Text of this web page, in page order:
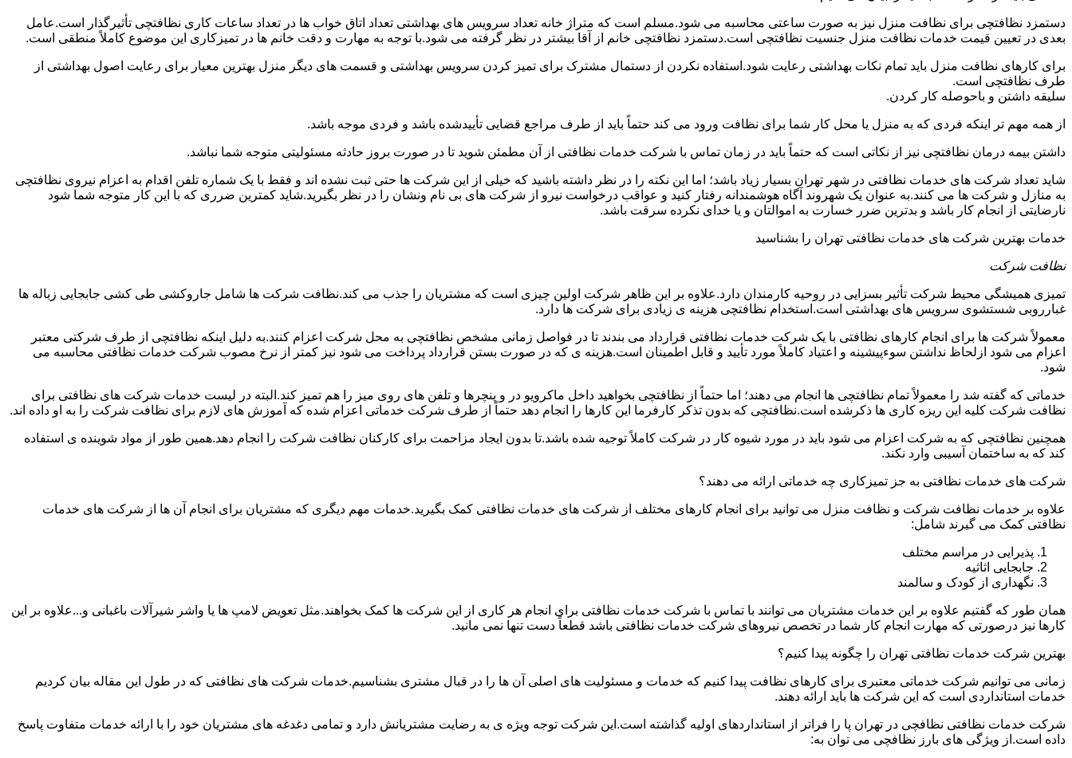
دستمزد نظافتچی برای نظافت منزل نیز به صورت ساعتی محاسبه می شود.مسلم است که متراژ خانه تعداد سرویس های بهداشتی تعداد اتاق خواب ها در تعداد ساعات کاری نظافتچی تأثیرگذار است.عامل
بعدی در تعیین قیمت خدمات نظافت منزل جنسیت نظافتچی است.دستمزد نظافتچی خانم از آقا بیشتر در نظر گرفته می شود.با توجه به مهارت و دقت خانم ها در تمیزکاری این موضوع کاملاً منطقی است.
برای کارهای نظافت منزل باید تمام نکات بهداشتی رعایت شود.استفاده نکردن از دستمال مشترک برای تمیز کردن سرویس بهداشتی و قسمت های دیگر منزل بهترین معیار برای رعایت اصول بهداشتی از
طرف نظافتچی است.
سلیقه داشتن و باحوصله کار کردن.
از همه مهم تر اینکه فردی که به منزل یا محل کار شما برای نظافت ورود می کند حتماً باید از طرف مراجع قضایی تأییدشده باشد و فردی موجه باشد.
داشتن بیمه درمان نظافتچی نیز از نکاتی است که حتماً باید در زمان تماس با شرکت خدمات نظافتی از آن مطمئن شوید تا در صورت بروز حادثه مسئولیتی متوجه شما نباشد.
شاید تعداد شرکت های خدمات نظافتی در شهر تهران بسیار زیاد باشد؛ اما این نکته را در نظر داشته باشید که خیلی از این شرکت ها حتی ثبت نشده اند و فقط با یک شماره تلفن اقدام به اعزام نیروی نظافتچی
به منازل و شرکت ها می کنند.به عنوان یک شهروند آگاه هوشمندانه رفتار کنید و عواقب درخواست نیرو از شرکت های بی نام ونشان را در نظر بگیرید.شاید کمترین ضرری که با این کار متوجه شما شود
نارضایتی از انجام کار باشد و بدترین ضرر خسارت به اموالتان و یا خدای نکرده سرقت باشد.
خدمات بهترین شرکت های خدمات نظافتی تهران را بشناسید
نظافت شرکت
تمیزی همیشگی محیط شرکت تأثیر بسزایی در روحیه کارمندان دارد.علاوه بر این ظاهر شرکت اولین چیزی است که مشتریان را جذب می کند.نظافت شرکت ها شامل جاروکشی طی کشی جابجایی زباله ها
غبارروبی شستشوی سرویس های بهداشتی است.استخدام نظافتچی هزینه ی زیادی برای شرکت ها دارد.
معمولاً شرکت ها برای انجام کارهای نظافتی با یک شرکت خدمات نظافتی قرارداد می بندند تا در فواصل زمانی مشخص نظافتچی به محل شرکت اعزام کنند.به دلیل اینکه نظافتچی از طرف شرکتی معتبر
اعزام می شود ازلحاظ نداشتن سوءپیشینه و اعتیاد کاملاً مورد تأیید و قابل اطمینان است.هزینه ی که در صورت بستن قرارداد پرداخت می شود نیز کمتر از نرخ مصوب شرکت خدمات نظافتی محاسبه می
شود.
خدماتی که گفته شد را معمولاً تمام نظافتچی ها انجام می دهند؛ اما حتماً از نظافتچی بخواهید داخل ماکرویو در و پنچرها و تلفن های روی میز را هم تمیز کند.البته در لیست خدمات شرکت های نظافتی برای
نظافت شرکت کلیه این ریزه کاری ها ذکرشده است.نظافتچی که بدون تذکر کارفرما این کارها را انجام دهد حتماً از طرف شرکت خدماتی اعزام شده که آموزش های لازم برای نظافت شرکت را به او داده اند.
همچنین نظافتچی که به شرکت اعزام می شود باید در مورد شیوه کار در شرکت کاملاً توجیه شده باشد.تا بدون ایجاد مزاحمت برای کارکنان نظافت شرکت را انجام دهد.همین طور از مواد شوینده ی استفاده
کند که به ساختمان آسیبی وارد نکند.
شرکت های خدمات نظافتی به جز تمیزکاری چه خدماتی ارائه می دهند؟
علاوه بر خدمات نظافت شرکت و نظافت منزل می توانید برای انجام کارهای مختلف از شرکت های خدمات نظافتی کمک بگیرید.خدمات مهم دیگری که مشتریان برای انجام آن ها از شرکت های خدمات
نظافتی کمک می گیرند شامل:
پذیرایی در مراسم مختلف
جابجایی اثاثیه
نگهداری از کودک و سالمند
همان طور که گفتیم علاوه بر این خدمات مشتریان می توانند با تماس با شرکت خدمات نظافتی برای انجام هر کاری از این شرکت ها کمک بخواهند.مثل تعویض لامپ ها یا واشر شیرآلات باغبانی و...علاوه بر این
کارها نیز درصورتی که مهارت انجام کار شما در تخصص نیروهای شرکت خدمات نظافتی باشد قطعاً دست تنها نمی مانید.
بهترین شرکت خدمات نظافتی تهران را چگونه پیدا کنیم؟
زمانی می توانیم شرکت خدماتی معتبری برای کارهای نظافت پیدا کنیم که خدمات و مسئولیت های اصلی آن ها را در قبال مشتری بشناسیم.خدمات شرکت های نظافتی که در طول این مقاله بیان کردیم
خدمات استانداردی است که این شرکت ها باید ارائه دهند.
شرکت خدمات نظافتی نظافچی در تهران پا را فراتر از استانداردهای اولیه گذاشته است.این شرکت توجه ویژه ی به رضایت مشتریانش دارد و تمامی دغدغه های مشتریان خود را با ارائه خدمات متفاوت پاسخ
داده است.از ویژگی های بارز نظافچی می توان به: